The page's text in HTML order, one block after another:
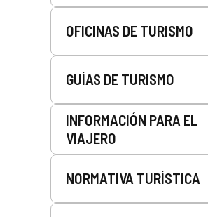
OFICINAS DE TURISMO
GUÍAS DE TURISMO
INFORMACIÓN PARA EL
VIAJERO
NORMATIVA TURÍSTICA